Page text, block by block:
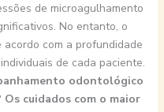
de microagulhamento
No entanto, o
com a profundidade
de cada paciente.
odontológico
cuidados com o maior